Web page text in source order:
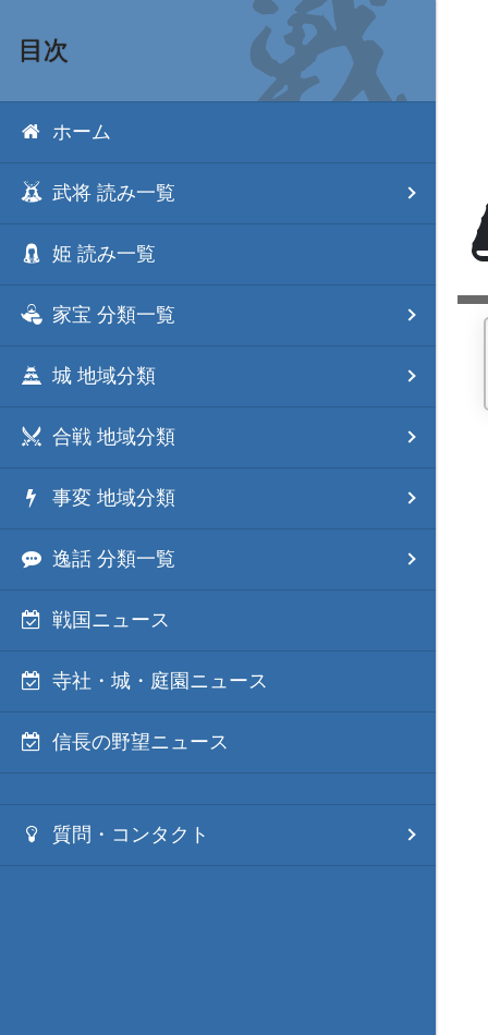
目次
ホーム
武将 読み一覧
姫 読み一覧
家宝 分類一覧
城 地域分類
合戦 地域分類
事変 地域分類
逸話 分類一覧
戦国ニュース
寺社・城・庭園ニュース
信長の野望ニュース
質問・コンタクト